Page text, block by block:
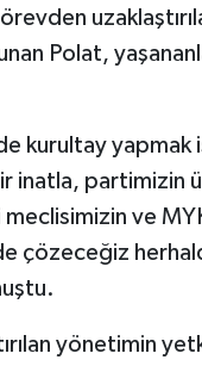
Polat,
kurultay
inatla, partimizin
meclisimizin ve
çözeceğiz
yönetimin